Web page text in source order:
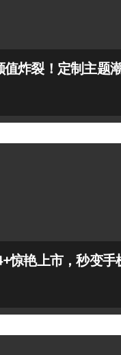
炸裂！定制主题
惊艳上市，秒变手